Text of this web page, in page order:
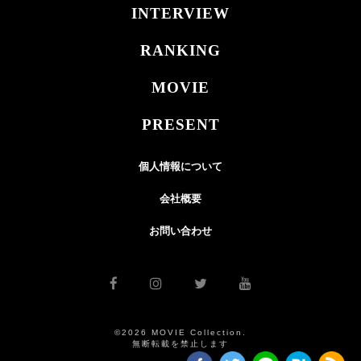
INTERVIEW
RANKING
MOVIE
PRESENT
個人情報について
会社概要
お問い合わせ
©2026 MOVIE Collection.
無断転載を禁止します